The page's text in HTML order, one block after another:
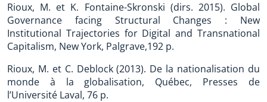
Rioux, M. et K. Fontaine-Skronski (dirs. 2015). Global
Governance facing Structural Changes : New
Institutional Trajectories for Digital and Transnational
Capitalism, New York, Palgrave,192 p.
Rioux, M. et C. Deblock (2013). De la nationalisation du
monde à la globalisation, Québec, Presses de
l’Université Laval, 76 p.